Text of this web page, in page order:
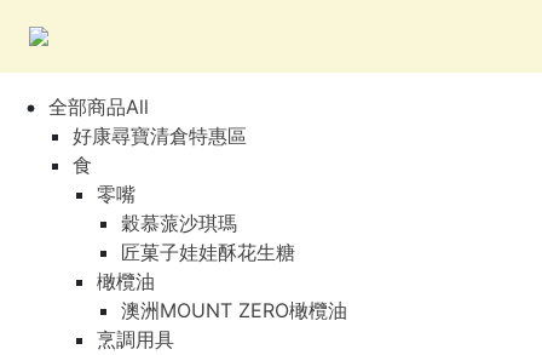
全部商品All
好康尋寶清倉特惠區
食
零嘴
穀慕蒎沙琪瑪
匠菓子娃娃酥花生糖
橄欖油
澳洲MOUNT ZERO橄欖油
烹調用具